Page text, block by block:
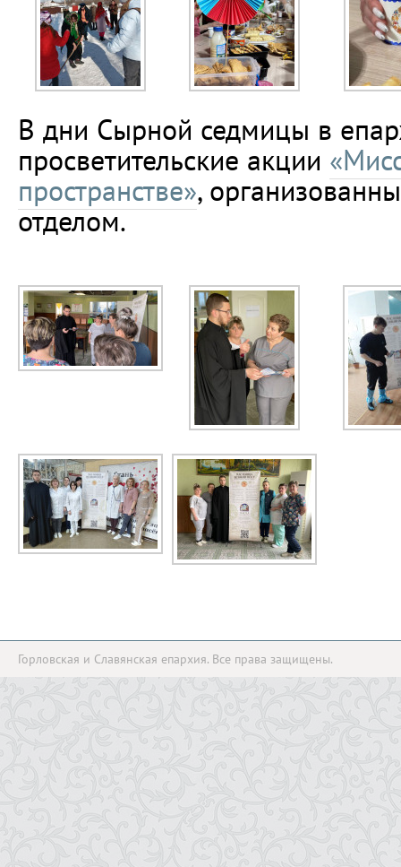
В дни Сырной седмицы в
просветительские акции
пространстве»,
отделом.
Горловская и Славянская епархия. Все права защищены.